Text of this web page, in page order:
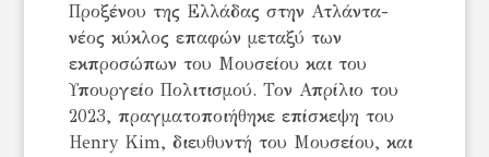
Προξένου της Ελλάδας στην Ατλάντα-
νέος κύκλος επαφών μεταξύ των
εκπροσώπων του Μουσείου και του
Υπουργείο Πολιτισμού. Τον Απρίλιο του
2023, πραγματοποιήθηκε επίσκεψη του
Henry Kim, διευθυντή του Μουσείου, και